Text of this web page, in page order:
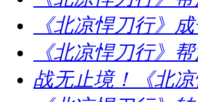
《北凉悍刀行》
《北凉悍刀行》
战无止境！《北